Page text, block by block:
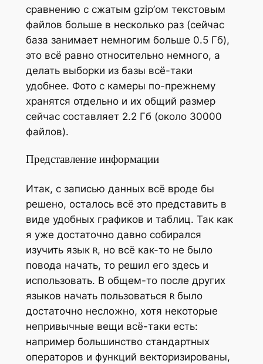
сравнению с сжатым gzip’ом текстовым
файлов больше в несколько раз (сейчас
база занимает немногим больше 0.5 Гб),
это всё равно относительно немного, а
делать выборки из базы всё-таки
удобнее. Фото с камеры по-прежнему
хранятся отдельно и их общий размер
сейчас составляет 2.2 Гб (около 30000
файлов).
Представление информации
Итак, с записью данных всё вроде бы
решено, осталось всё это представить в
виде удобных графиков и таблиц. Так как
я уже достаточно давно собирался
изучить язык R, но всё как-то не было
повода начать, то решил его здесь и
использовать. В общем-то после других
языков начать пользоваться Rбыло
достаточно несложно, хотя некоторые
непривычные вещи всё-таки есть:
например большинство стандартных
операторов и функций векторизированы,